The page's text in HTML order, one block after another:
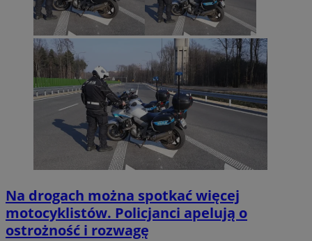
Na drogach można spotkać więcej
motocyklistów. Policjanci apelują o
ostrożność i rozwagę